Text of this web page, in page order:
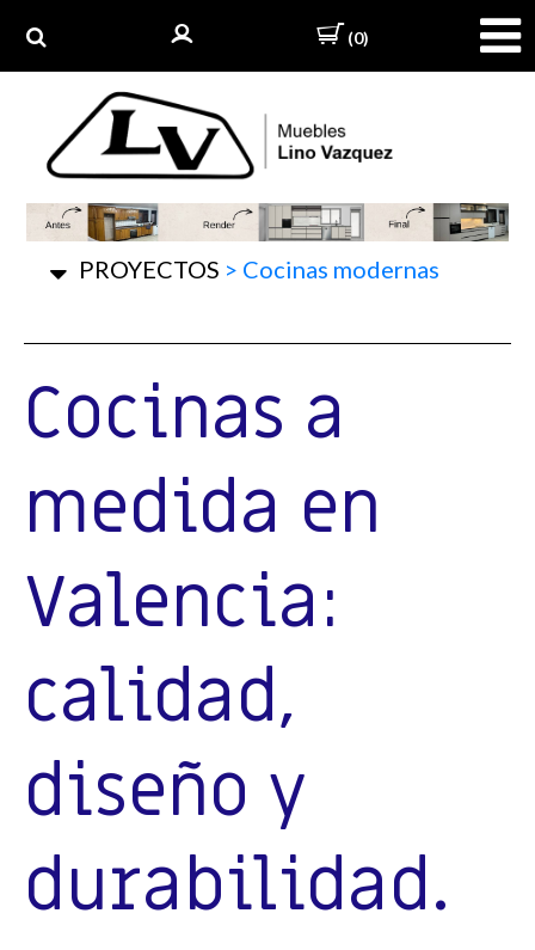
(0)
PROYECTOS > Cocinas modernas
Cocinas a
medida en
Valencia:
calidad,
diseño y
durabilidad.